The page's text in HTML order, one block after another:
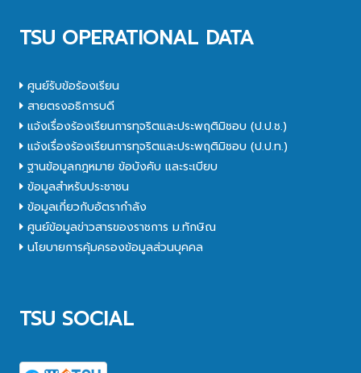
TSU OPERATIONAL DATA
ศูนย์รับข้อร้องเรียน
สายตรงอธิการบดี
แจ้งเรื่องร้องเรียนการทุจริตและประพฤติมิชอบ (ป.ป.ช.)
แจ้งเรื่องร้องเรียนการทุจริตและประพฤติมิชอบ (ป.ป.ท.)
ฐานข้อมูลกฎหมาย ข้อบังคับ และระเบียบ
ข้อมูลสำหรับประชาชน
ข้อมูลเกี่ยวกับอัตรากำลัง
ศูนย์ข้อมูลข่าวสารของราชการ ม.ทักษิณ
นโยบายการคุ้มครองข้อมูลส่วนบุคคล
TSU SOCIAL